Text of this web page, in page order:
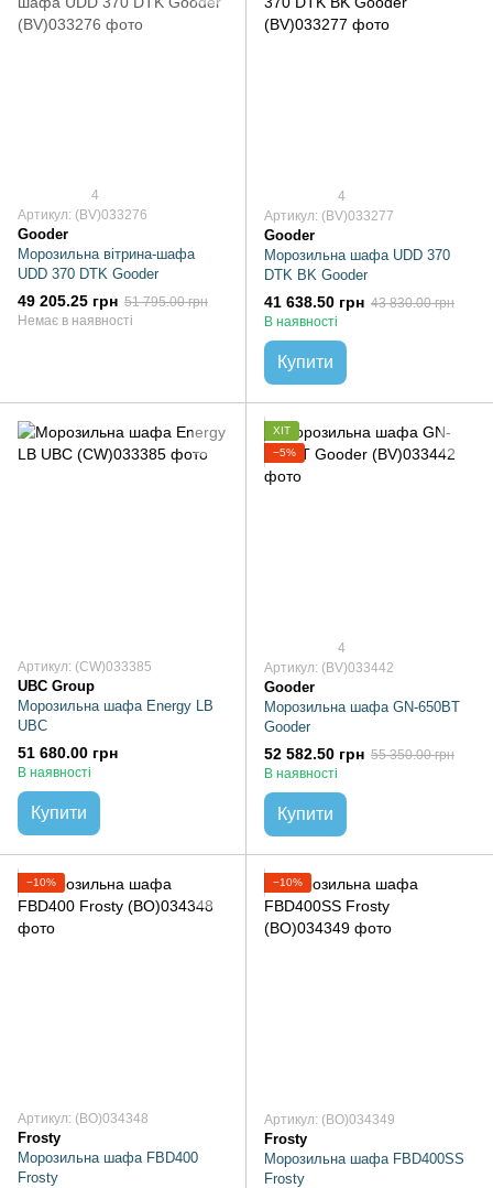
4
Артикул: (BV)033276
Gooder
Морозильна вітрина-шафа
UDD 370 DTK Gooder
49 205.25 грн 51 795.00 грн
Немає в наявності
4
Артикул: (BV)033277
Gooder
Морозильна шафа UDD 370
DTK BK Gooder
41 638.50 грн 43 830.00 грн
В наявності
Купити
Артикул: (CW)033385
UBC Group
Морозильна шафа Energy LB
UBC
51 680.00 грн
В наявності
Купити
ХІТ
−5%
4
Артикул: (BV)033442
Gooder
Морозильна шафа GN-650BT
Gooder
52 582.50 грн 55 350.00 грн
В наявності
Купити
−10%
Артикул: (BO)034348
Frosty
Морозильна шафа FBD400
Frosty
−10%
Артикул: (BO)034349
Frosty
Морозильна шафа FBD400SS
Frosty